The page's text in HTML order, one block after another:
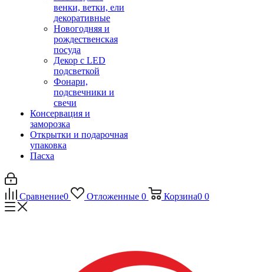
венки, ветки, ели
декоративные
Новогодняя и
рождественская
посуда
Декор с LED
подсветкой
Фонари,
подсвечники и
свечи
Консервация и
заморозка
Открытки и подарочная
упаковка
Пасха
Сравнение0 Отложенные 0 Корзина0 0